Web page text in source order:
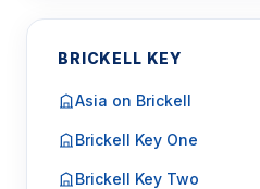
BRICKELL KEY
Asia on Brickell
Brickell Key One
Brickell Key Two